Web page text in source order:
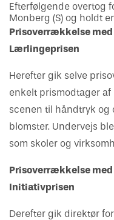
Efterfølgende overtog
Monberg (S) og holdt
Prisoverrækkelse
Lærlingeprisen
Herefter gik selve
enkelt prismodtager
scenen til håndtryk og
blomster. Undervejs
som skoler og
Prisoverrækkelse
Initiativprisen
Derefter gik direktør